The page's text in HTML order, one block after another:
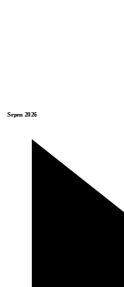
Srpen 2026